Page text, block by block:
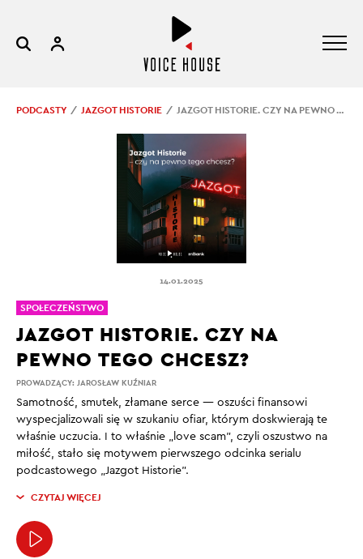
PODCASTY JAZGOT HISTORIE JAZGOT HISTORIE. CZY NA PEWNO TEGO CHCESZ?
14.01.2025
PROWADZĄCY: JAROSŁAW KUŹNIAR
JAZGOT HISTORIE. CZY NA
PEWNO TEGO CHCESZ?
Samotność, smutek, złamane serce — oszuści finansowi
wyspecjalizowali się w szukaniu ofiar, którym doskwierają te
właśnie uczucia. I to właśnie „love scam”, czyli oszustwo na
miłość, stało się motywem pierwszego odcinka serialu
podcastowego „Jazgot Historie”.
CZYTAJ WIĘCEJ
SPOŁECZEŃSTWO